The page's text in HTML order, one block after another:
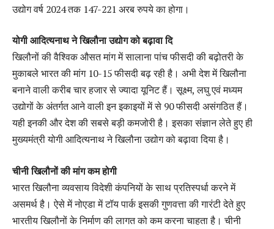
उद्योग वर्ष 2024 तक 147-221 अरब रुपये का होगा।
योगी आदित्यनाथ ने खिलौना उद्योग को बढ़ावा दि
खिलौनों की वैश्विक औसत मांग में सालाना पांच फीसदी की बढ़ोतरी के
मुकाबले भारत की मांग 10-15 फीसदी बढ़ रही है। अभी देश में खिलौना
बनाने वाली करीब चार हजार से ज्यादा यूनिट हैं। सूक्ष्म, लघु एवं मध्यम
उद्योगों के अंतर्गत आने वाली इन इकाइयों में से 90 फीसदी असंगठित हैं।
यही इनकी और देश की सबसे बड़ी कमजोरी है। इसका संज्ञान लेते हुए ही
मुख्यमंत्री योगी आदित्यनाथ ने खिलौना उद्योग को बढ़ावा दिया है।
चीनी खिलौनों की मांग कम होगी
भारत खिलौना व्यवसाय विदेशी कंपनियों के साथ प्रतिस्पर्धा करने में
असमर्थ है। ऐसे में नोएडा में टॉय पार्क इसकी गुणवत्ता की गारंटी देते हुए
भारतीय खिलौनों के निर्माण की लागत को कम करना चाहता है। चीनी